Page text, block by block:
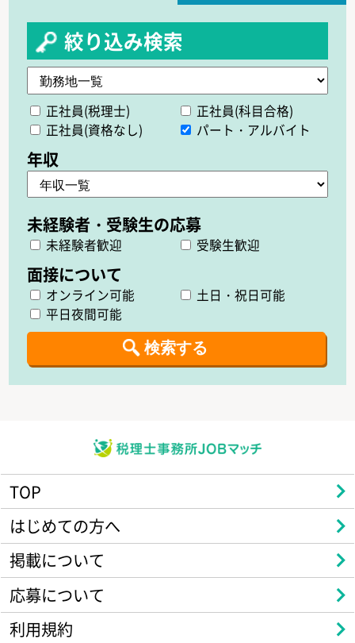
絞り込み検索
正社員(税理士)
正社員(科目合格)
正社員(資格なし)
パート・アルバイト
未経験者歓迎 受験生歓迎
オンライン可能
土日・祝日可能
平日夜間可能
TOP
はじめての方へ
掲載について
応募について
利用規約